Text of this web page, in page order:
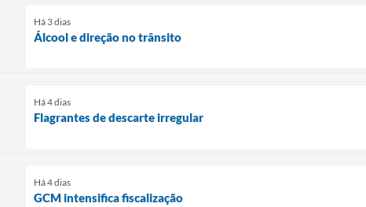
Há 3 dias
Álcool e direção no trânsito
Há 4 dias
Flagrantes de descarte irregular
Há 4 dias
GCM intensifica fiscalização